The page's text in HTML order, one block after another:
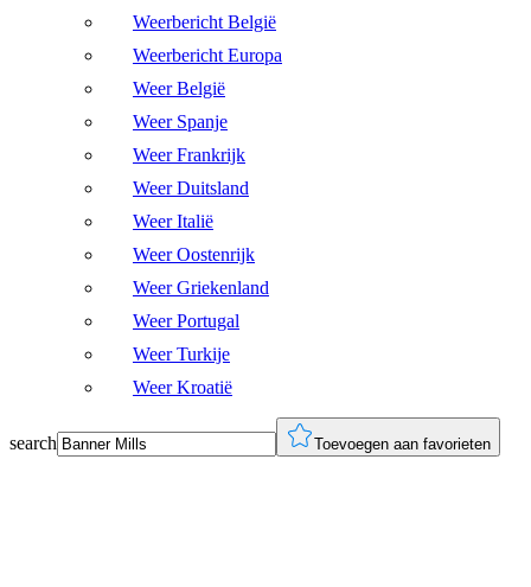
Weerbericht België
Weerbericht Europa
Weer België
Weer Spanje
Weer Frankrijk
Weer Duitsland
Weer Italië
Weer Oostenrijk
Weer Griekenland
Weer Portugal
Weer Turkije
Weer Kroatië
search Toevoegen aan favorieten